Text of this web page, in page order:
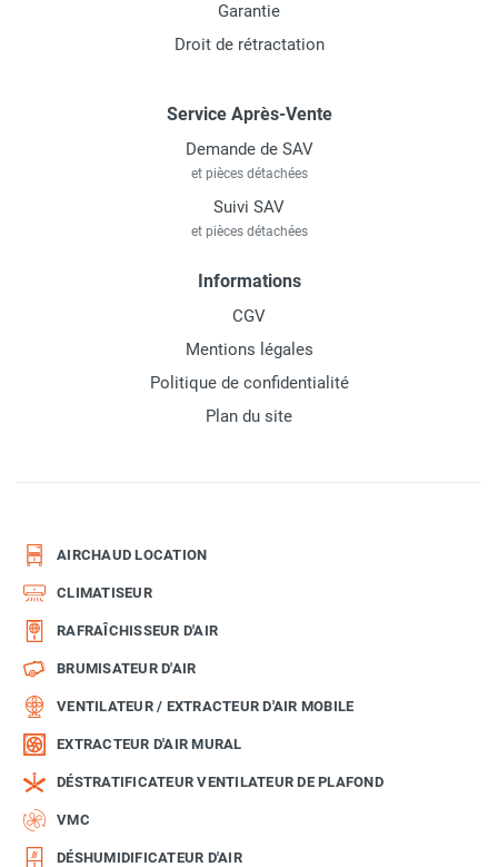
Garantie
Droit de rétractation
Service Après-Vente
Demande de SAV
et pièces détachées
Suivi SAV
et pièces détachées
Informations
CGV
Mentions légales
Politique de confidentialité
Plan du site
AIRCHAUD LOCATION
CLIMATISEUR
RAFRAÎCHISSEUR D'AIR
BRUMISATEUR D'AIR
VENTILATEUR / EXTRACTEUR D'AIR MOBILE
EXTRACTEUR D'AIR MURAL
DÉSTRATIFICATEUR VENTILATEUR DE PLAFOND
VMC
DÉSHUMIDIFICATEUR D'AIR